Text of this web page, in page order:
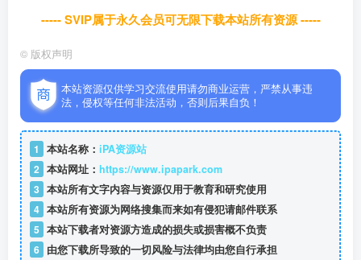
----- SVIP属于永久会员可无限下载本站所有资源 -----
© 版权声明
本站资源仅供学习交流使用请勿商业运营，严禁从事违
法，侵权等任何非法活动，否则后果自负！
1 本站名称： iPA资源站
2 本站网址： https://www.ipapark.com
3 本站所有文字内容与资源仅用于教育和研究使用
4 本站所有资源为网络搜集而来如有侵犯请邮件联系
5 本站下载者对资源方造成的损失或损害概不负责
6 由您下载所导致的一切风险与法律均由您自行承担